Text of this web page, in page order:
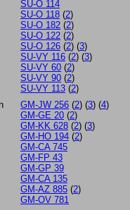
SU-O 114
SU-O 118 (2)
SU-O 182 (2)
SU-O 122 (2)
SU-O 126 (2) (3)
SU-VY 116 (2) (3)
SU-VY 60 (2)
SU-VY 90 (2)
SU-VY 113 (2)
GM-JW 256 (2) (3) (4)
GM-GE 20 (2)
GM-KK 628 (2) (3)
GM-HO 194 (2)
GM-CA 745
GM-FP 43
GM-GP 39
GM-CA 135
GM-AZ 885 (2)
GM-OV 781